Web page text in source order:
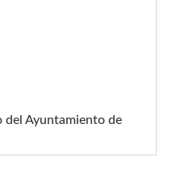
del Ayuntamiento de